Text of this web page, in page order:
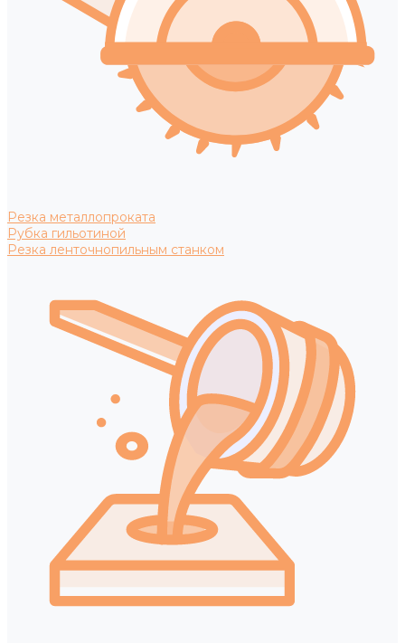
Резка металлопроката
Рубка гильотиной
Резка ленточнопильным станком